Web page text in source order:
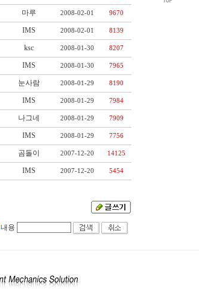
마루 2008-02-01 9670
IMS 2008-02-01 8139
ksc 2008-01-30 8207
IMS 2008-01-30 7965
눈사람 2008-01-29 8190
IMS 2008-01-29 7984
나그네 2008-01-29 7909
IMS 2008-01-29 7756
곰돌이 2007-12-20 14125
IMS 2007-12-20 5454
내용